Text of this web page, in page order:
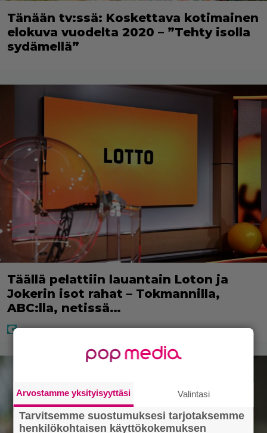
Tänään tv:ssä: Koskettava kotimainen
elokuva vuodelta 2020 – ”Tehty isolla
sydämellä”
Täällä pelattiin lauantain Loton ja
Jokerin isot rahat – Tokmannilla,
ABC:lla, netissä…
Arvostamme yksityisyyttäsi Valintasi
Tarvitsemme suostumuksesi tarjotaksemme
henkilökohtaisen käyttökokemuksen